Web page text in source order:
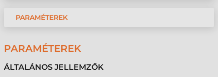
PARAMÉTEREK
PARAMÉTEREK
ÁLTALÁNOS JELLEMZŐK